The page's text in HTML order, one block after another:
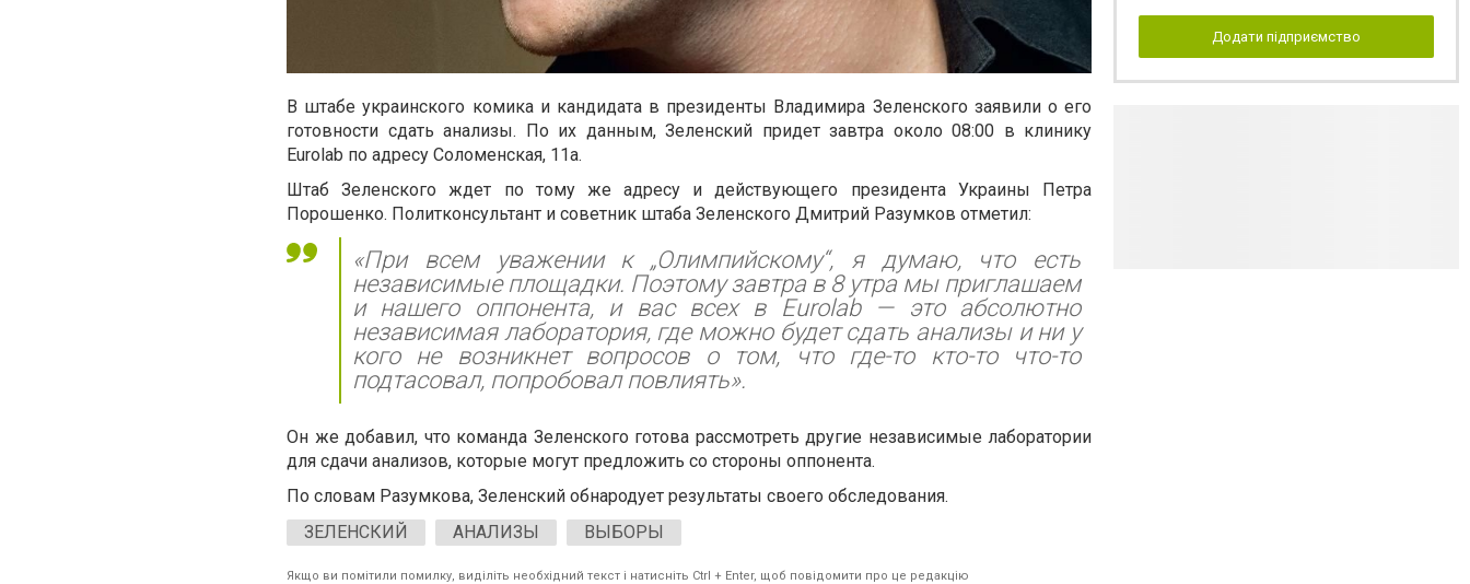
В штабе украинского комика и кандидата в президенты Владимира Зеленского заявили о его
готовности сдать анализы. По их данным, Зеленский придет завтра около 08:00 в клинику
Eurolab по адресу Соломенская, 11а.
Штаб Зеленского ждет по тому же адресу и действующего президента Украины Петра
Порошенко. Политконсультант и советник штаба Зеленского Дмитрий Разумков отметил:
«При всем уважении к „Олимпийскому“, я думаю, что есть
независимые площадки. Поэтому завтра в 8 утра мы приглашаем
и нашего оппонента, и вас всех в Eurolab — это абсолютно
независимая лаборатория, где можно будет сдать анализы и ни у
кого не возникнет вопросов о том, что где-то кто-то что-то
подтасовал, попробовал повлиять».
Он же добавил, что команда Зеленского готова рассмотреть другие независимые лаборатории
для сдачи анализов, которые могут предложить со стороны оппонента.
По словам Разумкова, Зеленский обнародует результаты своего обследования.
ЗЕЛЕНСКИЙ
АНАЛИЗЫ ВЫБОРЫ
Якщо ви помітили помилку, виділіть необхідний текст і натисніть Ctrl + Enter, щоб повідомити про це редакцію
Додати підприємство